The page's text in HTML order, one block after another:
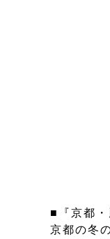
■『京都
京都の冬